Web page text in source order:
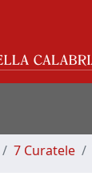
7 Curatele